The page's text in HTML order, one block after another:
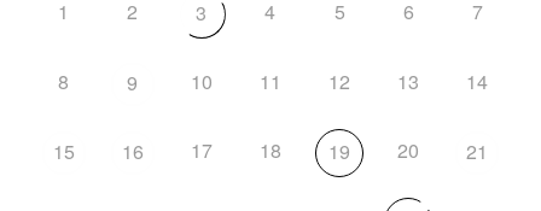
1 2 3 4 5 6 7
8 9 10 11 12 13 14
15 16 17 18 19 20 21